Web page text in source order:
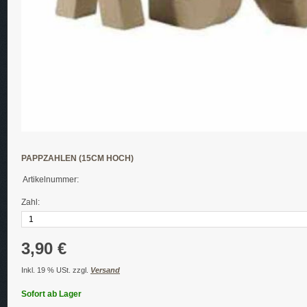
PAPPZAHLEN (15CM HOCH)
Artikelnummer:
Zahl:
3,90 €
Inkl. 19 % USt. zzgl. Versand
Sofort ab Lager